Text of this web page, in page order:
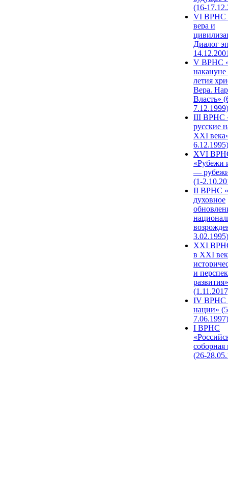
(16-
VI ВРНС
вера и
Диалог
V ВРНС
накануне
летия
Вера.
Власть»
7.12.1999)
III ВРНС
русские
XXI
6.12.1995)
XVI
«Рубежи
—
(1-
II ВРНС
духовное
3.02.1995)
XХI
в XXI
и
развития»
IV ВРНС
нации»
7.06.1997)
I ВРНС
(26-